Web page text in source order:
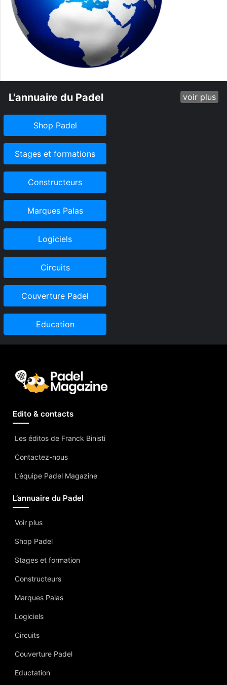
L'annuaire du Padel voir plus
Shop Padel
Stages et formations
Constructeurs
Marques Palas
Logiciels
Circuits
Couverture Padel
Education
Edito & contacts
Les éditos de Franck Binisti
Contactez-nous
L’équipe Padel Magazine
L’annuaire du Padel
Voir plus
Shop Padel
Stages et formation
Constructeurs
Marques Palas
Logiciels
Circuits
Couverture Padel
Eductation